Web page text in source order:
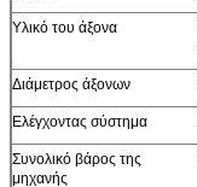
Υλικό του άξονα
Διάμετρος άξονων
Ελέγχοντας σύστημα
Συνολικό βάρος της
μηχανής